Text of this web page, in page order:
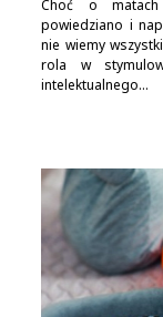
Choć o matach
powiedziano i
nie wiemy
rola w
intelektualnego...